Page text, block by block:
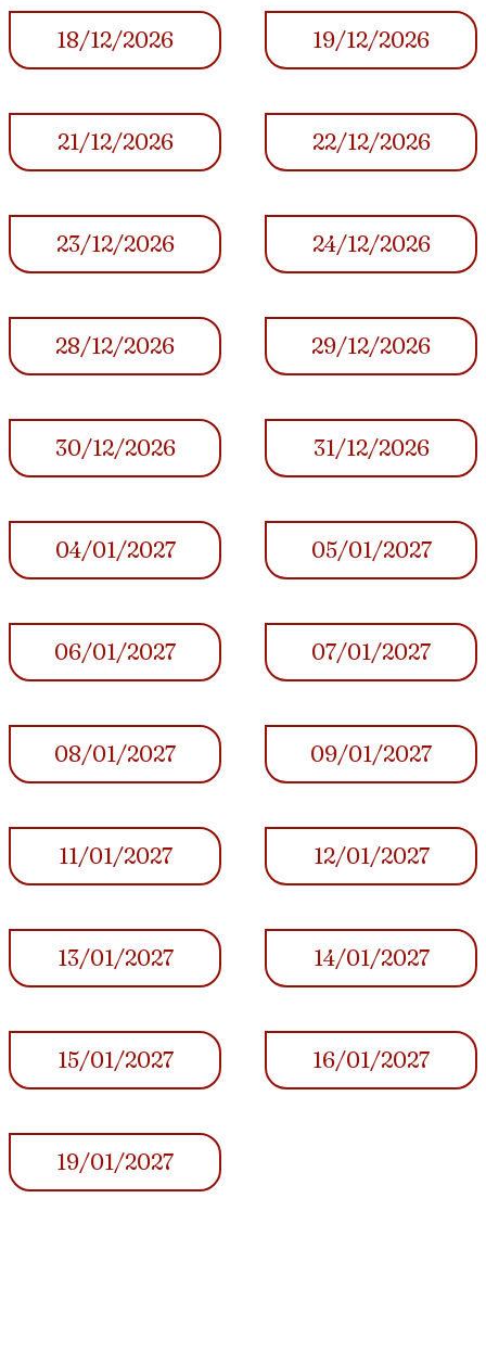
18/12/2026 19/12/2026
21/12/2026 22/12/2026
23/12/2026 24/12/2026
28/12/2026 29/12/2026
30/12/2026 31/12/2026
04/01/2027 05/01/2027
06/01/2027 07/01/2027
08/01/2027 09/01/2027
11/01/2027 12/01/2027
13/01/2027 14/01/2027
15/01/2027 16/01/2027
19/01/2027